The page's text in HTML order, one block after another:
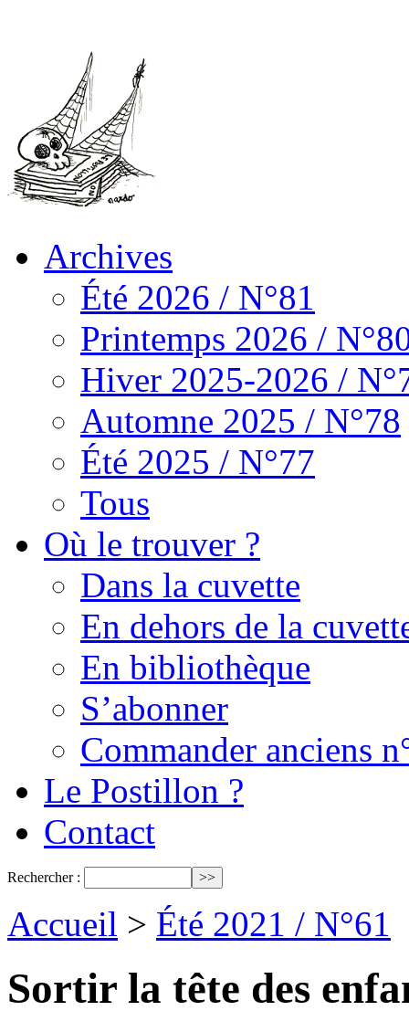
Archives
Été 2026 / N°81
Printemps 2026 /
Hiver 2025-2026 /
Automne 2025 / N°78
Été 2025 / N°77
Tous
Où le trouver ?
Dans la cuvette
En dehors de la
En bibliothèque
S’abonner
Commander anciens
Le Postillon ?
Contact
Rechercher :
Accueil > Été 2021 / N°61
Sortir la tête des